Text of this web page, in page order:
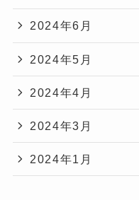
2024年6月
2024年5月
2024年4月
2024年3月
2024年1月